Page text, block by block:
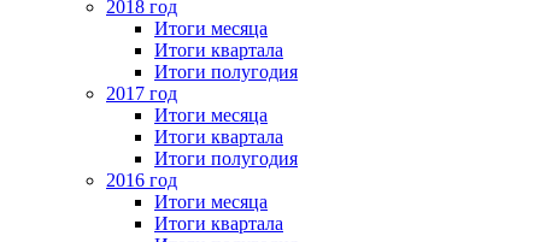
2018 год
Итоги месяца
Итоги квартала
Итоги полугодия
2017 год
Итоги месяца
Итоги квартала
Итоги полугодия
2016 год
Итоги месяца
Итоги квартала